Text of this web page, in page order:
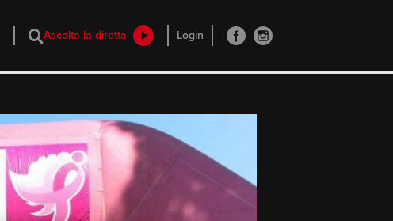
Ascolta la diretta Login